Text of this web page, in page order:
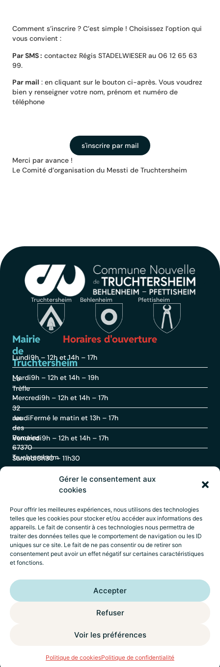
Gérer le consentement aux
cookies
Pour offrir les meilleures expériences, nous utilisons des technologies
telles que les cookies pour stocker et/ou accéder aux informations des
appareils. Le fait de consentir à ces technologies nous permettra de
traiter des données telles que le comportement de navigation ou les ID
uniques sur ce site. Le fait de ne pas consentir ou de retirer son
consentement peut avoir un effet négatif sur certaines caractéristiques
et fonctions.
Accepter
Refuser
Voir les préférences
Politique de cookiesPolitique de confidentialité
MENU
Comment s’inscrire ? C’est simple ! Choisissez l’option qui
vous convient :
Par SMS : contactez Régis STADELWIESER au 06 12 65 63
99.
Par mail : en cliquant sur le bouton ci-après. Vous voudrez
bien y renseigner votre nom, prénom et numéro de
téléphone
s'inscrire par mail
Merci par avance !
Le Comité d’organisation du Messti de Truchtersheim
Truchtersheim Behlenheim Pfettisheim
Mairie
de
Truchtersheim
Le
Trèfle
–
32
rue
des
Romains
67370
Truchtersheim
Contact
03
88
69
60
30
Horaires d'ouverture
Lundi9h – 12h et 14h – 17h
Mardi9h – 12h et 14h – 19h
Mercredi9h – 12h et 14h – 17h
JeudiFermé le matin et 13h – 17h
Vendredi9h – 12h et 14h – 17h
Samedi8h30 – 11h30
Mentions légales
Déclaration d’accessibilité
CréditsWik* Factory